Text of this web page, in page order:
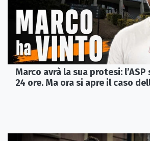
Marco avrà la sua protesi:
24 ore. Ma ora si apre il caso